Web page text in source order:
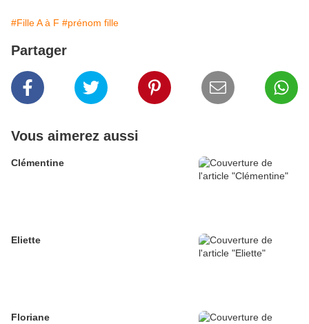
#Fille A à F #prénom fille
Partager
Vous aimerez aussi
Clémentine
Eliette
Floriane